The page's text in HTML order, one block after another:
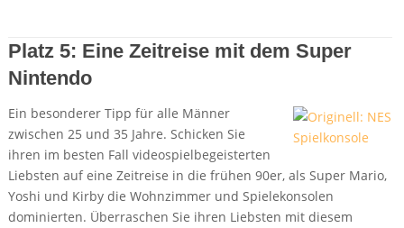
Platz 5: Eine Zeitreise mit dem Super
Nintendo
Ein besonderer Tipp für alle Männer
zwischen 25 und 35 Jahre. Schicken Sie
ihren im besten Fall videospielbegeisterten
Liebsten auf eine Zeitreise in die frühen 90er, als Super Mario,
Yoshi und Kirby die Wohnzimmer und Spielekonsolen
dominierten. Überraschen Sie ihren Liebsten mit diesem